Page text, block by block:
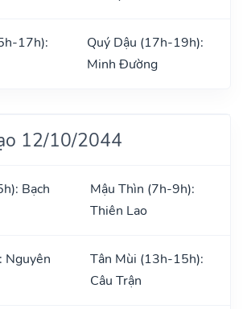
17h):
Quý Dậu (17h-19h):
Minh Đường
12/10/2044
Bạch
Mậu Thìn (7h-9h):
Thiên Lao
Nguyên
Tân Mùi (13h-15h):
Câu Trận